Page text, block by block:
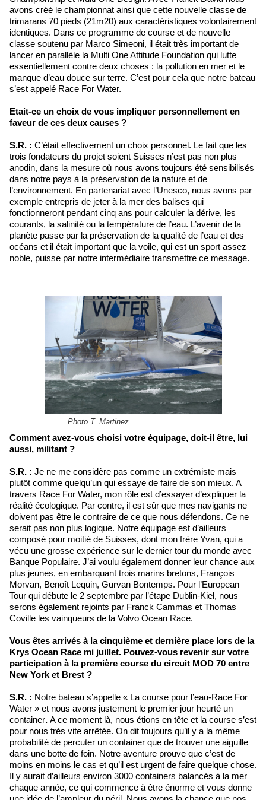
avons créé le championnat ainsi que cette nouvelle classe de
trimarans 70 pieds (21m20) aux caractéristiques volontairement
identiques. Dans ce programme de course et de nouvelle
classe soutenu par Marco Simeoni, il était très important de
lancer en parallèle la Multi One Attitude Foundation qui lutte
essentiellement contre deux choses : la pollution en mer et le
manque d’eau douce sur terre. C’est pour cela que notre bateau
s’est appelé Race For Water.
Etait-ce un choix de vous impliquer personnellement en
faveur de ces deux causes ?
S.R. : C’était effectivement un choix personnel. Le fait que les
trois fondateurs du projet soient Suisses n’est pas non plus
anodin, dans la mesure où nous avons toujours été sensibilisés
dans notre pays à la préservation de la nature et de
l’environnement. En partenariat avec l’Unesco, nous avons par
exemple entrepris de jeter à la mer des balises qui
fonctionneront pendant cinq ans pour calculer la dérive, les
courants, la salinité ou la température de l’eau. L’avenir de la
planète passe par la préservation de la qualité de l’eau et des
océans et il était important que la voile, qui est un sport assez
noble, puisse par notre intermédiaire transmettre ce message.
Photo T. Martinez
Comment avez-vous choisi votre équipage, doit-il être, lui
aussi, militant ?
S.R. : Je ne me considère pas comme un extrémiste mais
plutôt comme quelqu’un qui essaye de faire de son mieux. A
travers Race For Water, mon rôle est d’essayer d’expliquer la
réalité écologique. Par contre, il est sûr que mes navigants ne
doivent pas être le contraire de ce que nous défendons. Ce ne
serait pas non plus logique. Notre équipage est d’ailleurs
composé pour moitié de Suisses, dont mon frère Yvan, qui a
vécu une grosse expérience sur le dernier tour du monde avec
Banque Populaire. J’ai voulu également donner leur chance aux
plus jeunes, en embarquant trois marins bretons, François
Morvan, Benoît Lequin, Gurvan Bontemps. Pour l’European
Tour qui débute le 2 septembre par l’étape Dublin-Kiel, nous
serons également rejoints par Franck Cammas et Thomas
Coville les vainqueurs de la Volvo Ocean Race.
Vous êtes arrivés à la cinquième et dernière place lors de la
Krys Ocean Race mi juillet. Pouvez-vous revenir sur votre
participation à la première course du circuit MOD 70 entre
New York et Brest ?
S.R. : Notre bateau s’appelle « La course pour l’eau-Race For
Water » et nous avons justement le premier jour heurté un
container. A ce moment là, nous étions en tête et la course s’est
pour nous très vite arrêtée. On dit toujours qu’il y a la même
probabilité de percuter un container que de trouver une aiguille
dans une botte de foin. Notre aventure prouve que c’est de
moins en moins le cas et qu’il est urgent de faire quelque chose.
Il y aurait d’ailleurs environ 3000 containers balancés à la mer
chaque année, ce qui commence à être énorme et vous donne